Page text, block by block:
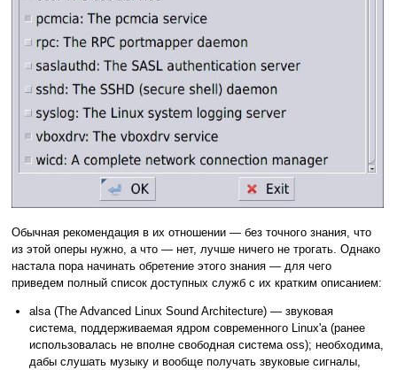
Обычная рекомендация в их отношении — без точного знания, что
из этой оперы нужно, а что — нет, лучше ничего не трогать. Однако
настала пора начинать обретение этого знания — для чего
приведем полный список доступных служб с их кратким описанием:
alsa (The Advanced Linux Sound Architecture) — звуковая
система, поддерживаемая ядром современного Linux'а (ранее
использовалась не вполне свободная система oss); необходима,
дабы слушать музыку и вообще получать звуковые сигналы,